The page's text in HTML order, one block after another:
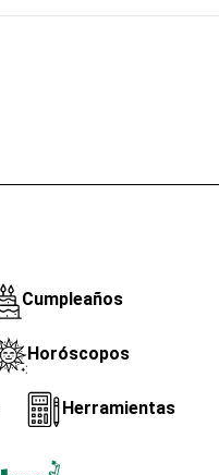
Cumpleaños
Horóscopos
Herramientas